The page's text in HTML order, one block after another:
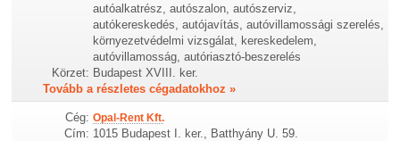
autóalkatrész, autószalon, autószerviz,
autókereskedés, autójavítás, autóvillamossági szerelés,
környezetvédelmi vizsgálat, kereskedelem,
autóvillamosság, autóriasztó-beszerelés
Körzet: Budapest XVIII. ker.
Tovább a részletes cégadatokhoz »
Cég: Opal-Rent Kft.
Cím: 1015 Budapest I. ker., Batthyány U. 59.